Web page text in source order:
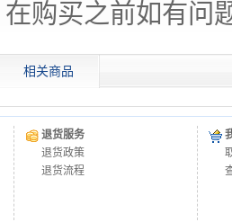
在购买之前如有问
相关商品
退货服务
退货政策
退货流程